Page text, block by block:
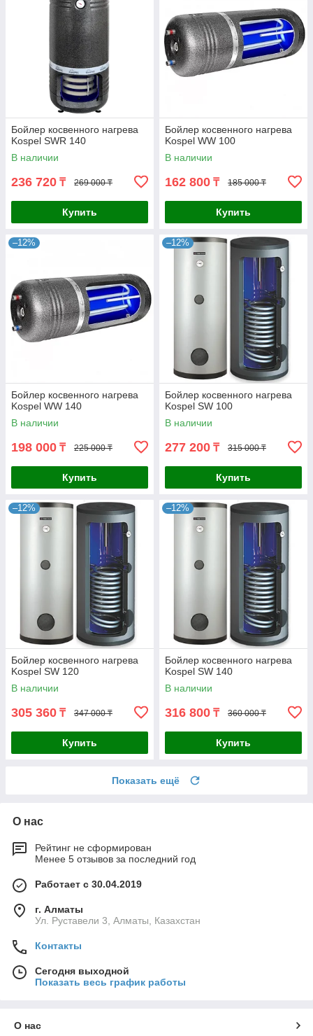
Бойлер косвенного нагрева
Kospel SWR 140
В наличии
236 720 ₸ 269 000 ₸
Купить
Бойлер косвенного нагрева
Kospel WW 100
В наличии
162 800 ₸ 185 000 ₸
Купить
–12%
Бойлер косвенного нагрева
Kospel WW 140
В наличии
198 000 ₸ 225 000 ₸
Купить
–12%
Бойлер косвенного нагрева
Kospel SW 100
В наличии
277 200 ₸ 315 000 ₸
Купить
–12%
Бойлер косвенного нагрева
Kospel SW 120
В наличии
305 360 ₸ 347 000 ₸
Купить
–12%
Бойлер косвенного нагрева
Kospel SW 140
В наличии
316 800 ₸ 360 000 ₸
Купить
Показать ещё
О нас
Рейтинг не сформирован
Менее 5 отзывов за последний год
Работает с 30.04.2019
г. Алматы
Ул. Руставели 3, Алматы, Казахстан
Контакты
Сегодня выходной
Показать весь график работы
О нас